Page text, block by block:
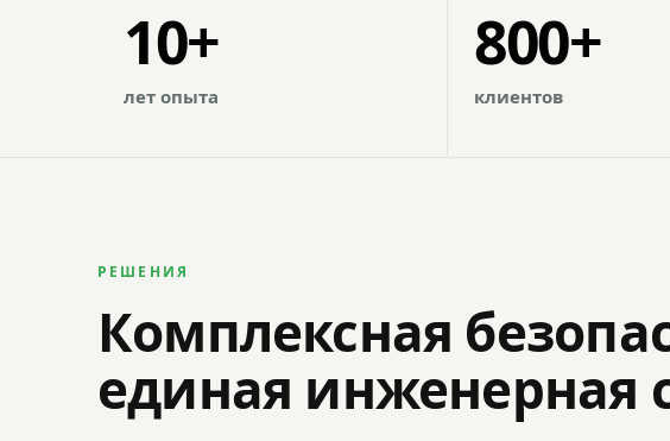
10+
лет опыта
800+
клиентов
РЕШЕНИЯ
Комплексная
единая инженерная